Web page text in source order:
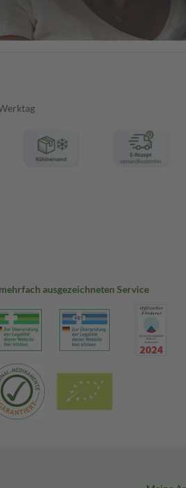
ausgezeichneten Service